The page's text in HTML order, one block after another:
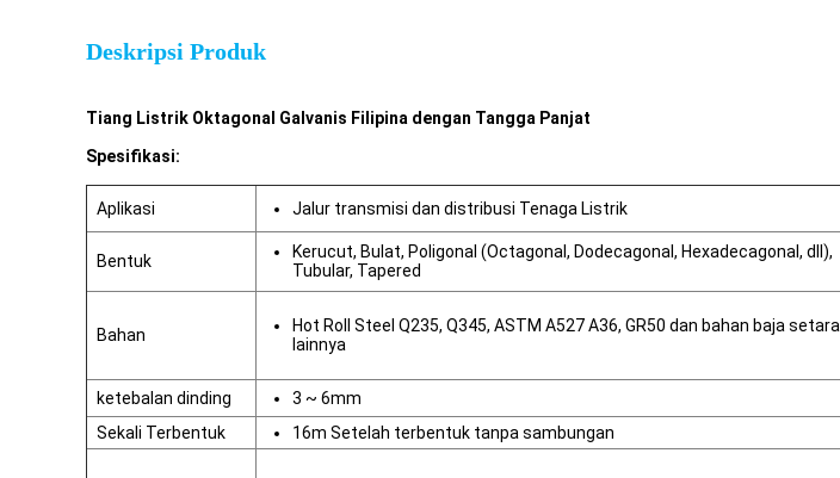
Deskripsi Produk
Tiang Listrik Oktagonal Galvanis Filipina dengan Tangga Panjat
Spesifikasi:
Aplikasi Jalur transmisi dan distribusi Tenaga Listrik
Bentuk
Kerucut, Bulat, Poligonal (Octagonal, Dodecagonal, Hexadecagonal, dll),
Tubular, Tapered
Bahan
Hot Roll Steel Q235, Q345, ASTM A527 A36, GR50 dan bahan baja setara
lainnya
ketebalan dinding
3 ~ 6mm
Sekali Terbentuk
16m Setelah terbentuk tanpa sambungan